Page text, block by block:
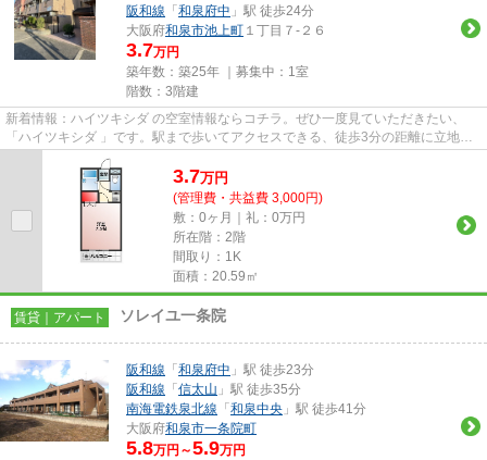
阪和線 「 和泉府中 」駅 徒歩24分
大阪府和泉市池上町 １丁目７-２６
3.7万円
築年数：築25年 ｜募集中： 1室
階数：3階建
新着情報：ハイツキシダ の空室情報ならコチラ。ぜひ一度見ていただきたい、
「ハイツキシダ 」です。駅まで歩いてアクセスできる、徒歩3分の距離に立地す
る物件です。こちらの物件はマ...
3.7万円
(管理費・共益費 3,000円)
敷：0ヶ月｜礼：0万円
所在階：2階
間取り：1K
面積：20.59㎡
賃貸｜アパート ソレイユ一条院
阪和線 「 和泉府中 」駅 徒歩23分
阪和線 「 信太山 」駅 徒歩35分
南海電鉄泉北線 「 和泉中央 」駅 徒歩41分
大阪府和泉市一条院町
5.8万円～5.9万円